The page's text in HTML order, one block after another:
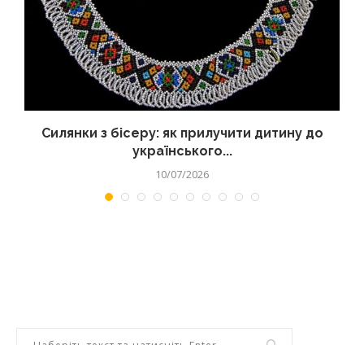
Силянки з бісеру: як прилучити дитину до
українського...
10/07/2026